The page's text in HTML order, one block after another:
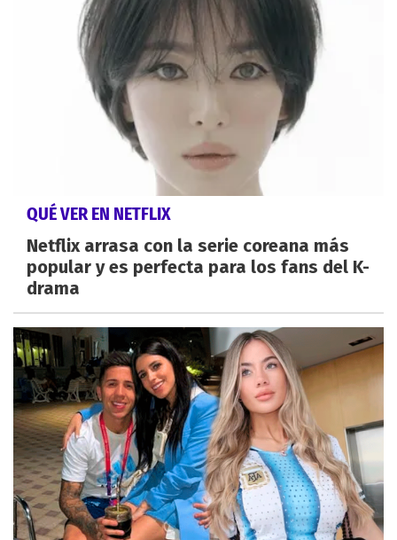
QUÉ VER EN NETFLIX
Netflix arrasa con la serie coreana más
popular y es perfecta para los fans del K-
drama